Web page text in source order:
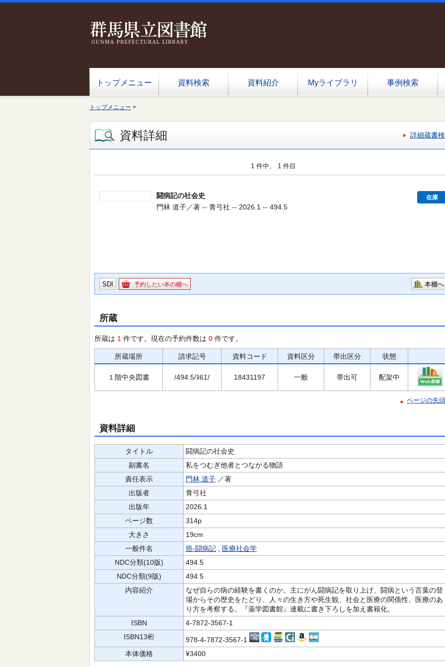
トップメニュー 資料検索 資料紹介 Myライブラリ 事例検索
トップメニュー >
資料詳細 詳細蔵書
1 件中、 1 件目
闘病記の社会史 在庫
門林 道子／著 -- 青弓社 -- 2026.1 -- 494.5
SDI 予約したい本の棚へ 本棚へ
所蔵
所蔵は 1 件です。現在の予約件数は 0 件です。
所蔵場所 請求記号 資料コード 資料区分 帯出区分 状態
１階中央図書 /494.5/ﾈ61/ 18431197 一般 帯出可 配架中
ページの先
資料詳細
タイトル
闘病記の社会史
副書名
私をつむぎ他者とつながる物語
責任表示
門林 道子 ／著
出版者
青弓社
出版年
2026.1
ページ数
314p
大きさ
19cm
一般件名
癌-闘病記
医療社会学
NDC分類(10版)
494.5
NDC分類(9版)
494.5
内容紹介
なぜ自らの病の経験を書くのか。主にがん闘病記を取り上げ、闘病という言葉の登
場からその歴史をたどり、人々の生き方や死生観、社会と医療の関係性、医療のあ
り方を考察する。『薬学図書館』連載に書き下ろしを加え書籍化。
ISBN
4-7872-3567-1
ISBN13桁
978-4-7872-3567-1
本体価格
¥3400